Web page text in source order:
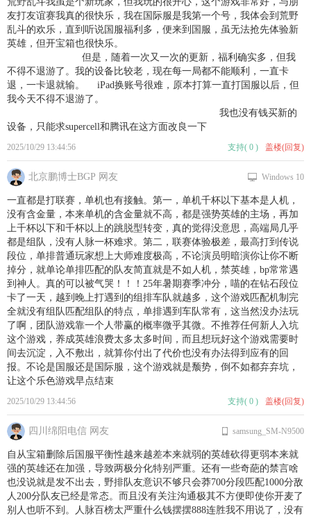
2025/10/29 13:44:56
友打友谊赛我真的很快乐，我在国际服是我第一个号，我体会到荒野
乱斗的欢乐，直到听说国服福利多，便来到国服，虽无法抢先体验新
英雄，但开宝箱也很快乐。
但是，随着一次又一次的更新，福利确实多，但我
不得不退游了。我的设备比较老，现在每一局都不能顺利，一直卡
退，一卡退就输。 iPad换账号很难，原本打算一直打国服以后，但
我今天不得不退游了。
我也没有钱买新的
设备，只能求supercell和腾讯在这方面改良一下
支持( 0 ) 盖楼(回复)
北京鹏博士BGP 网友
2025/10/29 13:44:56
一直都是打联赛，单机也有接触。第一，单机千杯以下基本是人机，
没有含金量，本来单机的含金量就不高，都是强势英雄的主场，再加
上千杯以下和千杯以上的跳脱型转变，真的觉得没意思，高端局几乎
都是组队，没有人脉一杯难求。第二，联赛体验极差，最高打到传说
段位，单排普通玩家想上大师难度极高，不论演员明暗演你让你不断
掉分，就单论单排匹配的队友简直就是不如人机，禁英雄，bp常常遇
到神人。真的可以被气哭！！！25年暑期赛季冲分，喵的在钻石段位
卡了一天，越到晚上打遇到的组排车队就越多，这个游戏匹配机制完
全就没有组队匹配组队的特点，单排遇到车队常有，这当然没办法玩
了啊，团队游戏靠一个人带赢的概率微乎其微。不推荐任何新人入坑
这个游戏，养成英雄浪费太多太多时间，而且想玩好这个游戏需要时
间去沉淀，入不敷出，就算你付出了代价也没有办法得到应有的回
报。不论是国服还是国际服，这个游戏就是颓势，倒不如都弃弃坑，
让这个乐色游戏早点结束
Windows 10
支持( 0 ) 盖楼(回复)
四川绵阳电信 网友
自从宝箱删除后国服平衡性越来越差本来就弱的英雄砍得更弱本来就
强的英雄还在加强，导致两极分化特别严重。还有一些奇葩的禁言啥
也没说就是发不出去，野排队友意识不够只会莽700分段匹配1000分敌
人200分队友已经是常态。而且没有关注沟通极其不方便即使你开麦了
别人也听不到。人脉百榜太严重什么钱摆摆888连胜我不用说了，没有
samsung_SM-N9500